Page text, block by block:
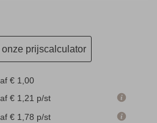
prijscalculator
€ 1,00
€ 1,21 p/st
€ 1,78 p/st